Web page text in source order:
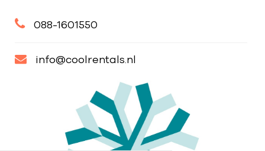
088-1601550
info@coolrentals.nl